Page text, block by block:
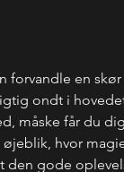
forvandle en
ondt i
måske får du
hvor
den gode